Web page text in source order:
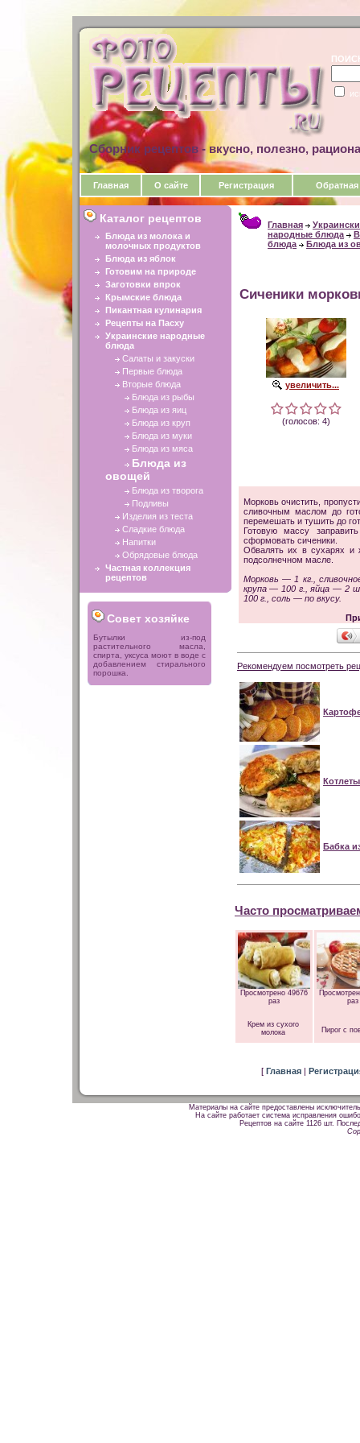
Сборник рецептов - вкусно, полезно,
Главная О сайте Регистрация Обратная
Каталог рецептов
Блюда из молока и
молочных продуктов
Блюда из яблок
Готовим на природе
Заготовки впрок
Крымские блюда
Пикантная кулинария
Рецепты на Пасху
Украинские народные
блюда
Салаты и закуски
Первые блюда
Вторые блюда
Блюда из рыбы
Блюда из яиц
Блюда из круп
Блюда из муки
Блюда из мяса
Блюда из
овощей
Блюда из творога
Подливы
Изделия из теста
Сладкие блюда
Напитки
Обрядовые блюда
Частная коллекция
рецептов
Совет хозяйке
Бутылки из-под
растительного масла,
спирта, уксуса моют в воде с
добавлением стирального
порошка.
Главная
народные блюда
блюда
Блюда из
Сиченики
увеличить...
(голосов: 4)
Морковь очистить,
сливочным маслом до
перемешать и тушить до
Готовую массу
сформовать сиченики.
Обвалять их в сухарях и
подсолнечном масле.
Морковь — 1 кг.,
крупа — 100 г., яйца — 2
100 г., соль — по вкусу.
Рекомендуем посмотреть
Бабка
Часто
Просмотрено 49676
раз
Крем из сухого
молока
раз
Пирог с
[ Главная |
Материалы на сайте предоставлены
На сайте работает система исправления
Рецептов на сайте 1126 шт.